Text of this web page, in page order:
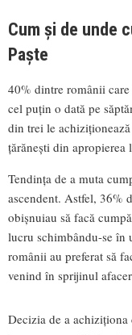
Cum și de unde
Paște
40% dintre românii
cel puțin o dată pe
din trei le
țărănești din apropierea
Tendința de a muta
ascendent. Astfel, 36%
obișnuiau să facă
lucru schimbându-se în
românii au preferat să
venind în sprijinul
Decizia de a achiziționa